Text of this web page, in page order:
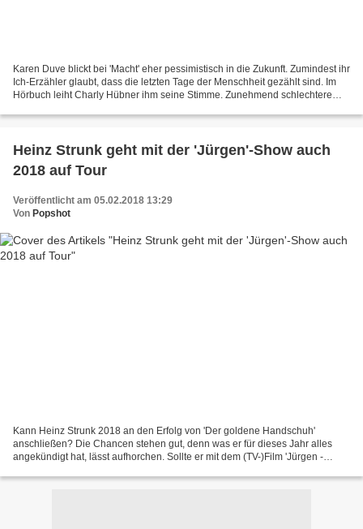
Karen Duve blickt bei 'Macht' eher pessimistisch in die Zukunft. Zumindest ihr
Ich-Erzähler glaubt, dass die letzten Tage der Menschheit gezählt sind. Im
Hörbuch leiht Charly Hübner ihm seine Stimme. Zunehmend schlechtere
Heinz Strunk geht mit der 'Jürgen'-Show auch
2018 auf Tour
Veröffentlicht am 05.02.2018 13:29
Von Popshot
Kann Heinz Strunk 2018 an den Erfolg von 'Der goldene Handschuh'
anschließen? Die Chancen stehen gut, denn was er für dieses Jahr alles
angekündigt hat, lässt aufhorchen. Sollte er mit dem (TV-)Film 'Jürgen -